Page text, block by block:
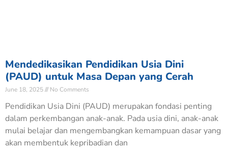
Mendedikasikan Pendidikan Usia Dini
(PAUD) untuk Masa Depan yang Cerah
June 18, 2025 No Comments
Pendidikan Usia Dini (PAUD) merupakan fondasi penting
dalam perkembangan anak-anak. Pada usia dini, anak-anak
mulai belajar dan mengembangkan kemampuan dasar yang
akan membentuk kepribadian dan